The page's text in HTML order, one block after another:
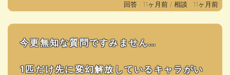
回答 : 11ヶ月前 / 相談 : 11ヶ月前
今更無知な質問ですみません…
1匹だけ先に変幻解放しているキャラがい